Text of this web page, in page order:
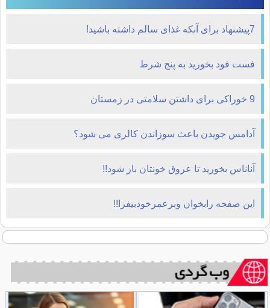
7پیشنهاد برای آ‌نکه غذای سالم داشته باشید!
فست فود بخورید به پنج شرط
9 خوراکی برای داشتن سلامتی در زمستان
آدامس جویدن باعث سوزاندن کالری می شود؟
آناناس بخوريد تا عروق خونتان باز شود!!
اين صفحه رابخوان وبرعمرخودبيفزا!!